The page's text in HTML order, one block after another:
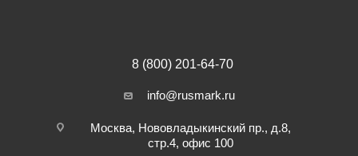
8 (800) 201-64-70
info@rusmark.ru
Москва, Нововладыкинский пр., д.8,
стр.4, офис 100